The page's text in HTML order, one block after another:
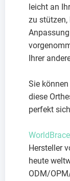
leicht an
zu stützen,
Ihrer
Sie
diese
perfekt
WorldBrace
Hersteller
heute
ODM/